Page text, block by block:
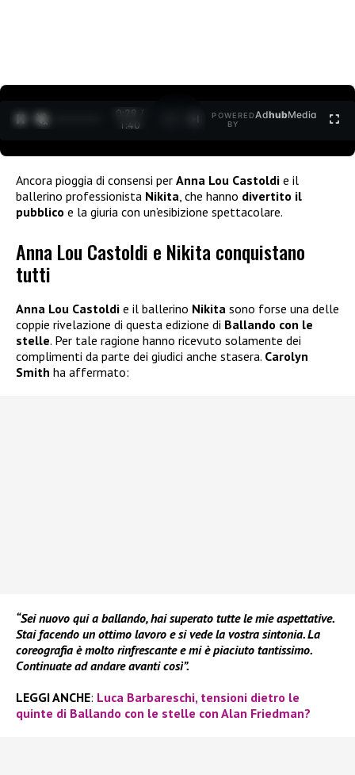
0:30 /
1:40
POWERED
BY
AdhubMedia
Ancora pioggia di consensi per Anna Lou Castoldi e il
ballerino professionista Nikita , che hanno divertito il
pubblico e la giuria con un’esibizione spettacolare.
Anna Lou Castoldi e Nikita conquistano
tutti
Anna Lou Castoldi e il ballerino Nikita sono forse una delle
coppie rivelazione di questa edizione di Ballando con le
stelle. Per tale ragione hanno ricevuto solamente dei
complimenti da parte dei giudici anche stasera. Carolyn
Smith ha affermato:
“Sei nuovo qui a ballando, hai superato tutte le mie aspettative.
Stai facendo un ottimo lavoro e si vede la vostra sintonia. La
coreografia è molto rinfrescante e mi è piaciuto tantissimo.
Continuate ad andare avanti così”.
LEGGI ANCHE: Luca Barbareschi, tensioni dietro le
quinte di Ballando con le stelle con Alan Friedman?